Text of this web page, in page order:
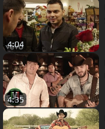
4:04
4:35